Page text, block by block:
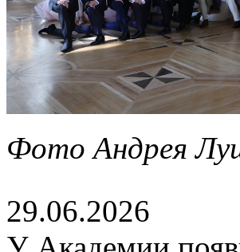
Фото Андрея
29.06.2026